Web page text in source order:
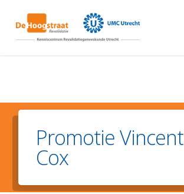
main
Promotie Vincent
Cox